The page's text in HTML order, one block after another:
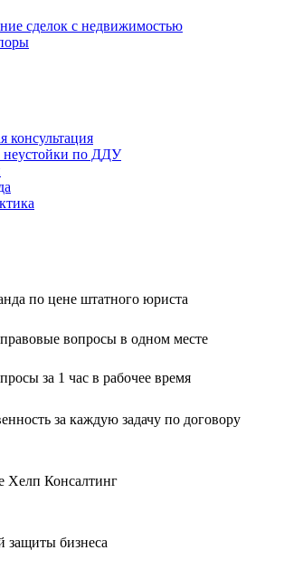
сделок с недвижимостью
консультация
неустойки по ДДУ
по цене штатного юриста
вопросы в одном месте
за 1 час в рабочее время
за каждую задачу по договору
Хелп Консалтинг
защиты бизнеса